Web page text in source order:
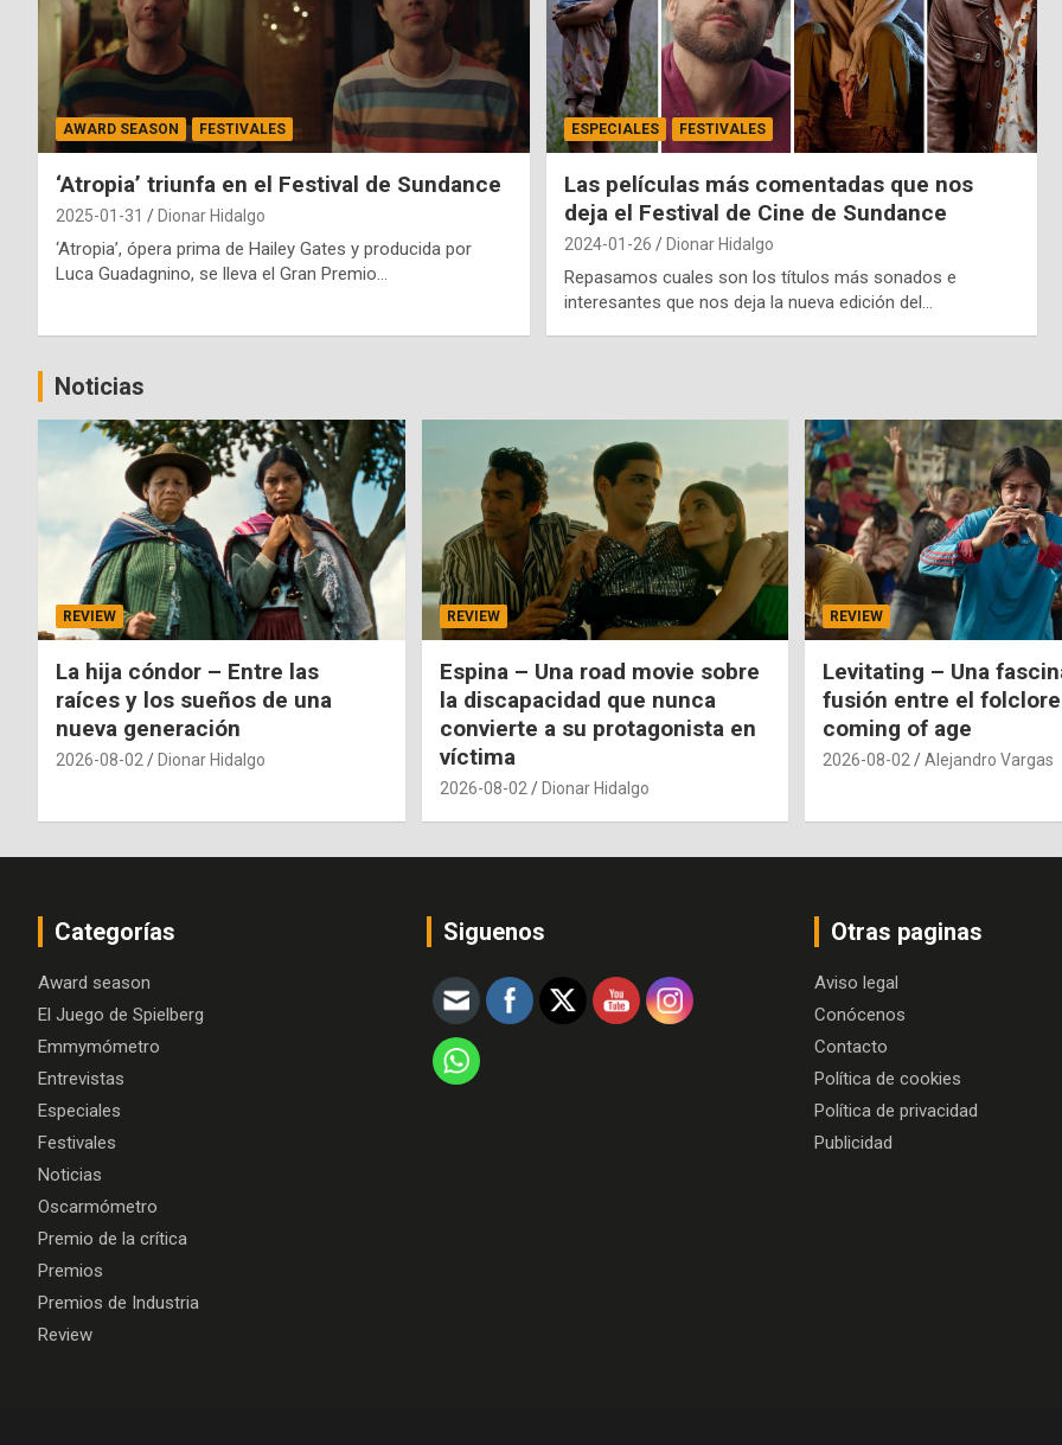
AWARD SEASON FESTIVALES
‘Atropia’ triunfa en el Festival de Sundance
2025-01-31 Dionar Hidalgo
‘Atropia’, ópera prima de Hailey Gates y producida por
Luca Guadagnino, se lleva el Gran Premio…
ESPECIALES FESTIVALES
Las películas más comentadas que nos
deja el Festival de Cine de Sundance
2024-01-26 Dionar Hidalgo
Repasamos cuales son los títulos más sonados e
interesantes que nos deja la nueva edición del…
Noticias
REVIEW
La hija cóndor – Entre las
raíces y los sueños de una
nueva generación
2026-08-02 Dionar Hidalgo
REVIEW
Espina – Una road movie sobre
la discapacidad que nunca
convierte a su protagonista en
víctima
2026-08-02 Dionar Hidalgo
REVIEW
Levitating – Una
fusión entre el
coming of age
2026-08-02 Alejandro Vargas
Categorías
Award season
El Juego de Spielberg
Emmymómetro
Entrevistas
Especiales
Festivales
Noticias
Oscarmómetro
Premio de la crítica
Premios
Premios de Industria
Review
Siguenos Otras paginas
Aviso legal
Conócenos
Contacto
Política de cookies
Política de privacidad
Publicidad